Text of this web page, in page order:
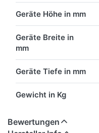
Geräte Höhe in mm
Geräte Breite in
mm
Geräte Tiefe in mm
Gewicht in Kg
Bewertungen